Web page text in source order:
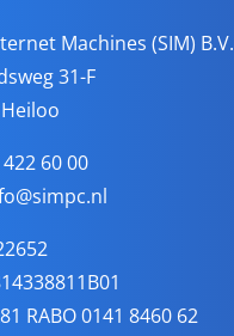
Machines (SIM) B.V.
31-F
60 00
RABO 0141 8460 62